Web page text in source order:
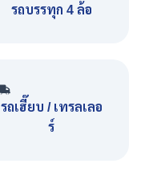
รถบรรทุก 4 ล้อ
รถเฮี๊ยบ / เทรลเลอ
ร์